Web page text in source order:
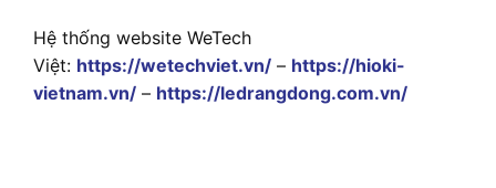
Hệ thống website WeTech
Việt: https://wetechviet.vn/ – https://hioki-
vietnam.vn/ – https://ledrangdong.com.vn/